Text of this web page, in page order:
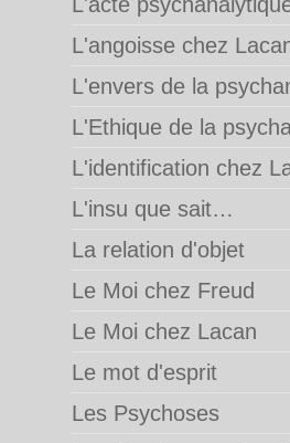
L'angoisse chez
L'envers de la
L'Ethique de la
L'identification chez
L'insu que sait…
La relation d'objet
Le Moi chez Freud
Le Moi chez Lacan
Le mot d'esprit
Les Psychoses